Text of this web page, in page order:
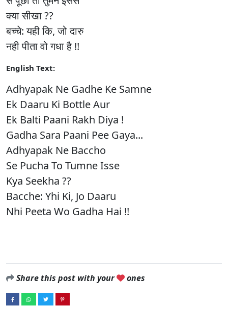
क्या सीखा ??
बच्चे: यही कि, जो दारु
नही पीता वो गधा है !!
English Text:
Adhyapak Ne Gadhe Ke Samne
Ek Daaru Ki Bottle Aur
Ek Balti Paani Rakh Diya !
Gadha Sara Paani Pee Gaya...
Adhyapak Ne Baccho
Se Pucha To Tumne Isse
Kya Seekha ??
Bacche: Yhi Ki, Jo Daaru
Nhi Peeta Wo Gadha Hai !!
Share this post with your ones